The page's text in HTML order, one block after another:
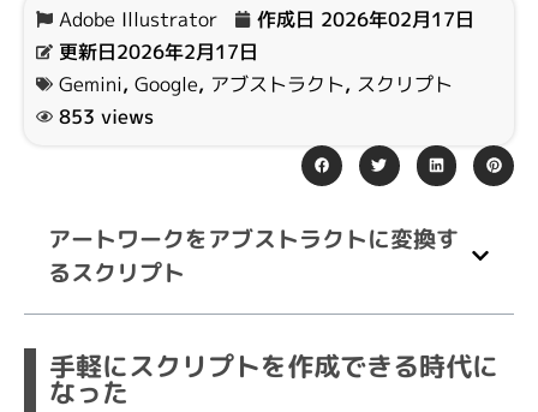
Adobe Illustrator 作成日 2026年02月17日
更新日2026年2月17日
Gemini, Google, アブストラクト, スクリプト
853 views
アートワークをアブストラクトに変換す
るスクリプト
手軽にスクリプトを作成できる時代に
なった